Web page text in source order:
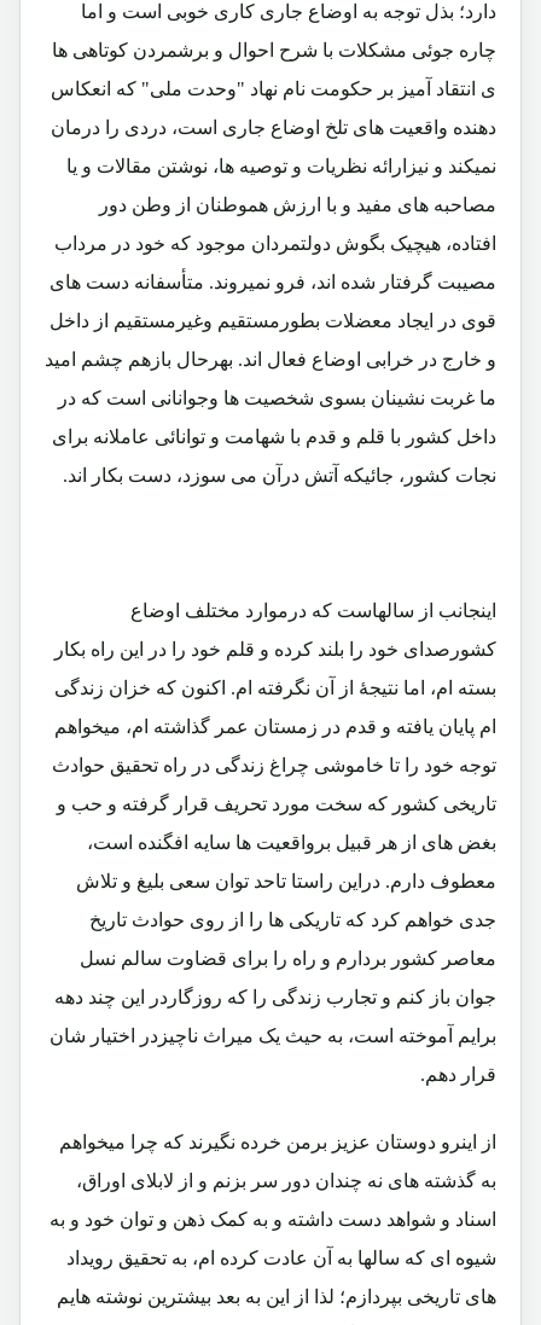
دارد؛ بذل توجه به اوضاع جاری کاری خوبی است و اما
چاره جوئی مشکلات با شرح احوال و برشمردن کوتاهی ها
ی انتقاد آمیز بر حکومت نام نهاد "وحدت ملی" که انعکاس
دهنده واقعیت های تلخ اوضاع جاری است، دردی را درمان
نمیکند و نیزارائه نظریات و توصیه ها، نوشتن مقالات و یا
مصاحبه های مفید و با ارزش هموطنان از وطن دور
افتاده، هیچیک بگوش دولتمردان موجود که خود در مرداب
مصیبت گرفتار شده اند، فرو نمیروند. متأسفانه دست های
قوی در ایجاد معضلات بطورمستقیم وغیرمستقیم از داخل
و خارج در خرابی اوضاع فعال اند. بهرحال بازهم چشم امید
ما غربت نشینان بسوی شخصیت ها وجوانانی است که در
داخل کشور با قلم و قدم با شهامت و توانائی عاملانه برای
نجات کشور، جائیکه آتش درآن می سوزد، دست بکار اند.
اینجانب از سالهاست که درموارد مختلف اوضاع
کشورصدای خود را بلند کرده و قلم خود را در این راه بکار
بسته ام، اما نتیجۀ از آن نگرفته ام. اکنون که خزان زندگی
ام پایان یافته و قدم در زمستان عمر گذاشته ام، میخواهم
توجه خود را تا خاموشی چراغ زندگی در راه تحقیق حوادث
تاریخی کشور که سخت مورد تحریف قرار گرفته و حب و
بغض های از هر قبیل برواقعیت ها سایه افگنده است،
معطوف دارم. دراین راستا تاحد توان سعی بلیغ و تلاش
جدی خواهم کرد که تاریکی ها را از روی حوادث تاریخ
معاصر کشور بردارم و راه را برای قضاوت سالم نسل
جوان باز کنم و تجارب زندگی را که روزگاردر این چند دهه
برایم آموخته است، به حیث یک میراث ناچیزدر اختیار شان
قرار دهم.
از اینرو دوستان عزیز برمن خرده نگیرند که چرا میخواهم
به گذشته های نه چندان دور سر بزنم و از لابلای اوراق،
اسناد و شواهد دست داشته و به کمک ذهن و توان خود و به
شیوه ای که سالها به آن عادت کرده ام، به تحقیق رویداد
های تاریخی بپردازم؛ لذا از این به بعد بیشترین نوشته هایم